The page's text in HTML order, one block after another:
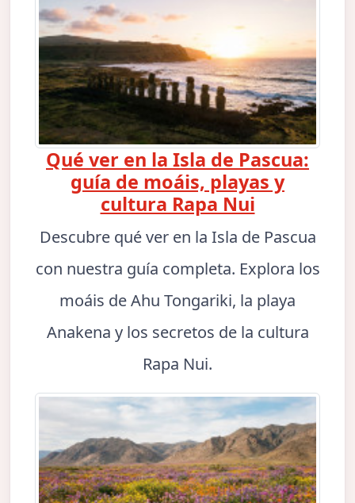
Qué ver en la Isla de Pascua:
guía de moáis, playas y
cultura Rapa Nui
Descubre qué ver en la Isla de Pascua
con nuestra guía completa. Explora los
moáis de Ahu Tongariki, la playa
Anakena y los secretos de la cultura
Rapa Nui.